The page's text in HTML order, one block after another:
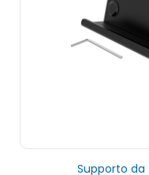
Supporto da